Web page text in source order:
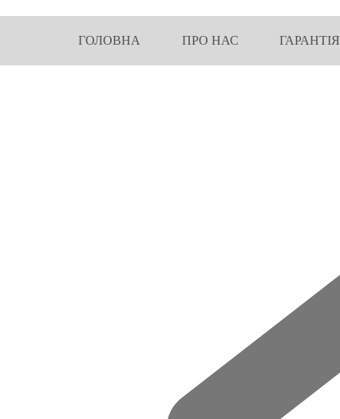
ГОЛОВНА ПРО НАС ГАРАНТІЯ